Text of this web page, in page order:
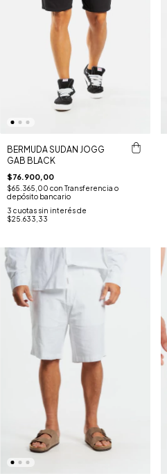
BERMUDA SUDAN JOGG
GAB BLACK
$76.900,00
$65.365,00 con Transferencia o
depósito bancario
3 cuotas sin interés de
$25.633,33